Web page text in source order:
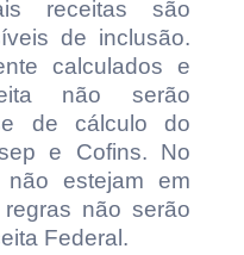
receitas são
de inclusão.
calculados e
não serão
de cálculo do
e Cofins. No
não estejam em
não serão
Federal.